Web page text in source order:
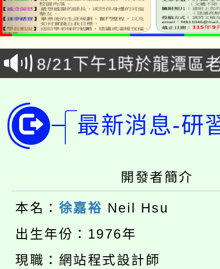
「本色祭」8/29、30在
場熱烈登場!
8/21下午1時於龍潭區
YOUNG桃局內行報名
局官網。
8月14至27日，桃園電
開!
115年桃園市運動會8/
視費優惠，中低收入戶
半價優惠，詳情可洽有
者。
大園自造教育及科技
份教師增能研習
大溪自造教育及科技中
份教師研習
淨零綠生活教案入校路
會
115年食農教育專業人
最新消息-研
開發者簡介
本名： 徐嘉裕 Neil Hsu
出生年份：1976年
現職：網站程式設計師